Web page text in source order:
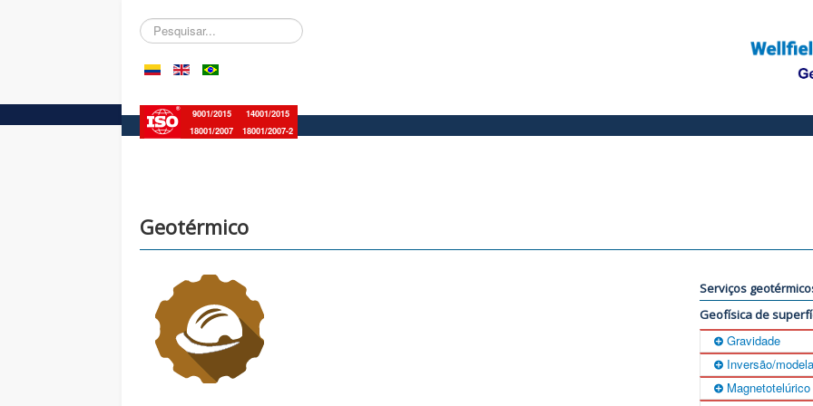
9001/2015
14001/2015
18001/2007
18001/2007-2
Pesquisar...
Geotérmico
Serviços
Geofísica de
Gravidade
O método
de gravidade na
Inversão/
Inversão 3D e